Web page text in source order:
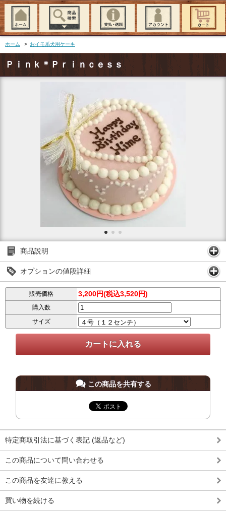
ホーム > おイモ系犬用ケーキ
Ｐｉｎｋ＊Ｐｒｉｎｃｅｓｓ
商品説明
オプションの値段詳細
販売価格 3,200円(税込3,520円)
購入数
サイズ
この商品を共有する
特定商取引法に基づく表記 (返品など)
この商品について問い合わせる
この商品を友達に教える
買い物を続ける